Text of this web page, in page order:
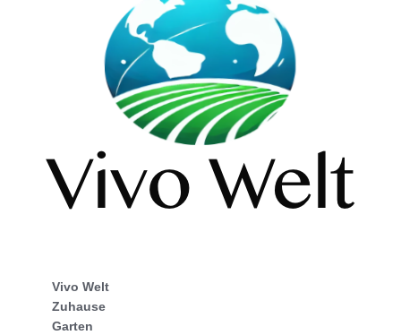
Vivo Welt
Zuhause
Garten